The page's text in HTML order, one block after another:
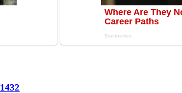
1432